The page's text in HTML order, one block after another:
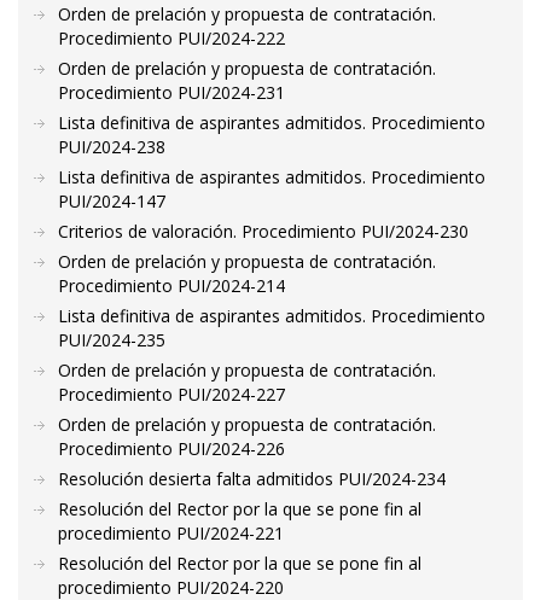
Orden de prelación y propuesta de contratación.
Procedimiento PUI/2024-222
Orden de prelación y propuesta de contratación.
Procedimiento PUI/2024-231
Lista definitiva de aspirantes admitidos. Procedimiento
PUI/2024-238
Lista definitiva de aspirantes admitidos. Procedimiento
PUI/2024-147
Criterios de valoración. Procedimiento PUI/2024-230
Orden de prelación y propuesta de contratación.
Procedimiento PUI/2024-214
Lista definitiva de aspirantes admitidos. Procedimiento
PUI/2024-235
Orden de prelación y propuesta de contratación.
Procedimiento PUI/2024-227
Orden de prelación y propuesta de contratación.
Procedimiento PUI/2024-226
Resolución desierta falta admitidos PUI/2024-234
Resolución del Rector por la que se pone fin al
procedimiento PUI/2024-221
Resolución del Rector por la que se pone fin al
procedimiento PUI/2024-220